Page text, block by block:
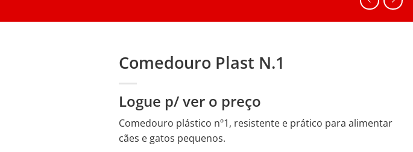
Comedouro Plast N.1
Logue p/ ver o preço
Comedouro plástico nº1, resistente e prático para alimentar
cães e gatos pequenos.